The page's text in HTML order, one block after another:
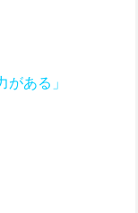
がある」